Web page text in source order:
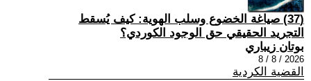
(37) صياغة الخضوع وسلب الهوية: كيف يُسقط
التجريد الحقيقي حق الوجود الكوردي؟
بوتان زيباري
2026 / 8 / 8
القضية الكردية